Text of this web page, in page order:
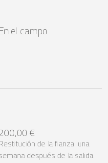
En el campo
€
de la fianza: una
después de la salida